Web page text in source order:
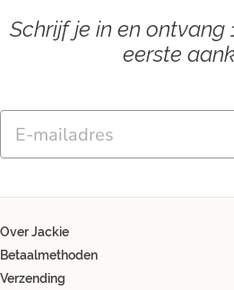
Schrijf je in en ontvang
eerste
Email
Over Jackie
Betaalmethoden
Verzending